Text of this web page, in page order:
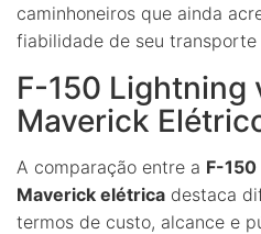
caminhoneiros que ainda
fiabilidade de seu transporte
F-150 Lightning
Maverick
A comparação entre a F-
Maverick elétrica destaca
termos de custo, alcance e